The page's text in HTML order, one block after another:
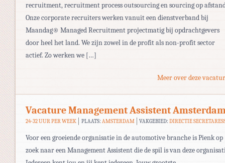
recruitment, recruitment process outsourcing en sourcing op
Onze corporate recruiters werken vanuit een dienstverband bij
Maandag® Managed Recruitment projectmatig bij opdrachtgevers
door heel het land. We zijn zowel in de profit als non-profit sector
actief. Zo werken we […]
Meer over deze
Vacature Management Assistent
24-32 UUR PER WEEK PLAATS: AMSTERDAM VAKGEBIED:DIRECTIE
Voor een groeiende organisatie in de automotive branche is Pienk op
zoek naar een Management Assistent die de spil is van deze